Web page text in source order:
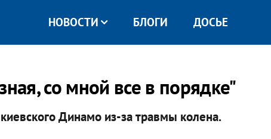
НОВОСТИ БЛОГИ ДОСЬЕ
со мной все в порядке"
Динамо из-за травмы колена.